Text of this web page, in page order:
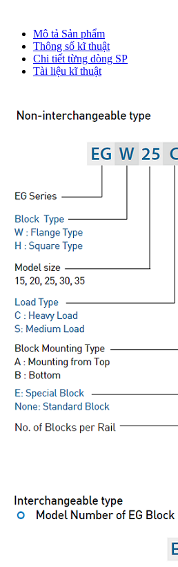
Mô tả Sản phẩm
Thông số kĩ thuật
Chi tiết từng dòng SP
Tài liệu kĩ thuật